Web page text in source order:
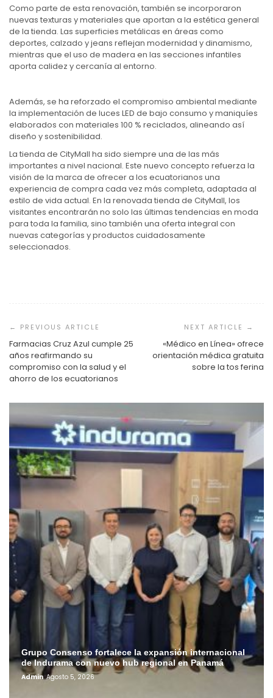
Como parte de esta renovación, también se incorporaron
nuevas texturas y materiales que aportan a la estética general
de la tienda. Las superficies metálicas en áreas como
deportes, calzado y jeans reflejan modernidad y dinamismo,
mientras que el uso de madera en las secciones infantiles
aporta calidez y cercanía al entorno.
Además, se ha reforzado el compromiso ambiental mediante
la implementación de luces LED de bajo consumo y maniquíes
elaborados con materiales 100 % reciclados, alineando así
diseño y sostenibilidad.
La tienda de CityMall ha sido siempre una de las más
importantes a nivel nacional. Este nuevo concepto refuerza la
visión de la marca de ofrecer a los ecuatorianos una
experiencia de compra cada vez más completa, adaptada al
estilo de vida actual. En la renovada tienda de CityMall, los
visitantes encontrarán no solo las últimas tendencias en moda
para toda la familia, sino también una oferta integral con
nuevas categorías y productos cuidadosamente
seleccionados.
de
entradas
Farmacias Cruz Azul cumple 25
años reafirmando su
compromiso con la salud y el
ahorro de los ecuatorianos
«Médico en Línea» ofrece
orientación médica gratuita
sobre la tos ferina
Grupo Consenso fortalece la expansión internacional
de Indurama con nuevo hub regional en Panamá
Admin Agosto 5, 2026